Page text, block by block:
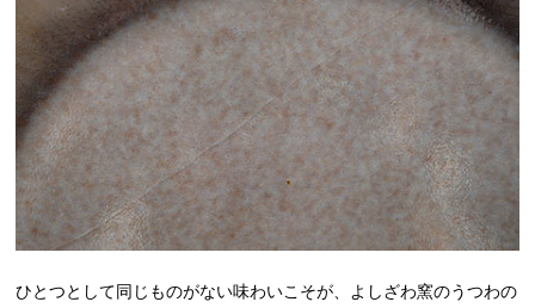
ひとつとして同じものがない味わいこそが、よしざわ窯のうつわの